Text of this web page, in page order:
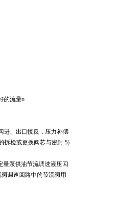
的流量o
进、出口接反，压力补偿
拆检或更换阀芯与密封 5)
量泵供油节流调速液压回
调速回路中的节流阀用